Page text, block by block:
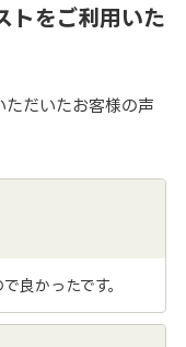
トをご利用いた
ただいたお客様の声
良かったです。